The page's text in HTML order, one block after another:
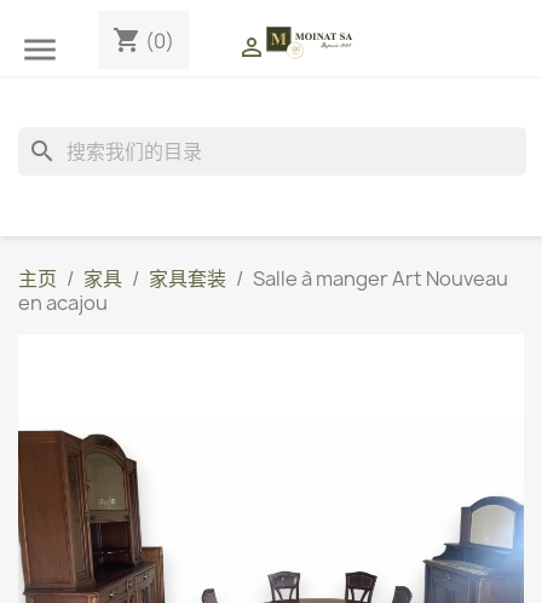
 shopping_cart (0) 
search
主页 家具 家具套装
Salle à manger Art Nouveau
en acajou